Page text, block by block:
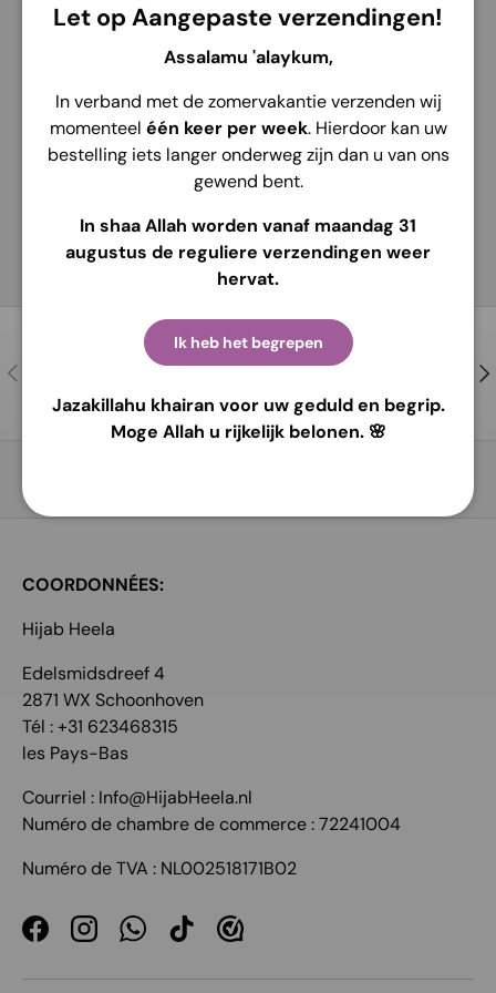
Let op Aangepaste verzendingen!
Assalamu 'alaykum,
In verband met de zomervakantie verzenden wij
momenteel één keer per week. Hierdoor kan uw
bestelling iets langer onderweg zijn dan u van ons
gewend bent.
In shaa Allah worden vanaf maandag 31
augustus de reguliere verzendingen weer
hervat.
Ik heb het begrepen
Jazakillahu khairan voor uw geduld en begrip.
Moge Allah u rijkelijk belonen. 🌸
Précédent
Contactez-nous
COORDONNÉES:
Hijab Heela
Edelsmidsdreef 4
2871 WX Schoonhoven
Tél : +31 623468315
les Pays-Bas
Courriel : Info@HijabHeela.nl
Numéro de chambre de commerce : 72241004
Numéro de TVA : NL002518171B02
FacebookInstagramWhatsApp
TikTok